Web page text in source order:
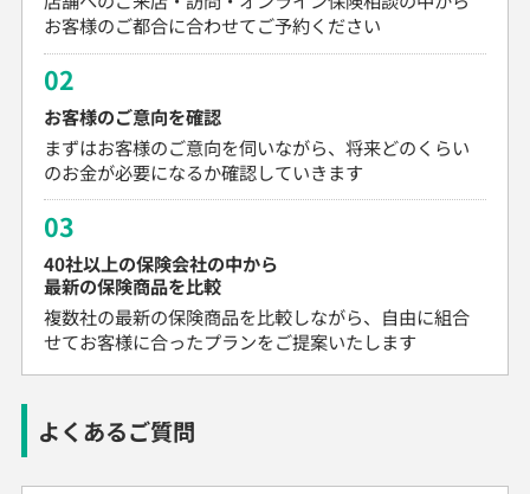
お客様のご都合に合わせてご予約ください
02
お客様のご意向を確認
まずはお客様のご意向を伺いながら、将来どのくらい
のお金が必要になるか確認していきます
03
40社以上の保険会社の中から
最新の保険商品を比較
複数社の最新の保険商品を比較しながら、自由に組合
せてお客様に合ったプランをご提案いたします
よくあるご質問